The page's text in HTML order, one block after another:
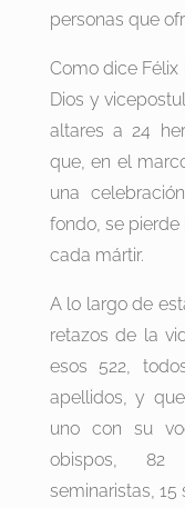
personas que
Como dice Félix
Dios y
altares a 24
que, en el
una
fondo, se
cada mártir.
A lo largo de
retazos de la
esos 522,
apellidos, y
uno con su
obispos, 82
seminaristas,